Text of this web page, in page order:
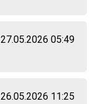
27.05.2026 05:49
26.05.2026 11:25